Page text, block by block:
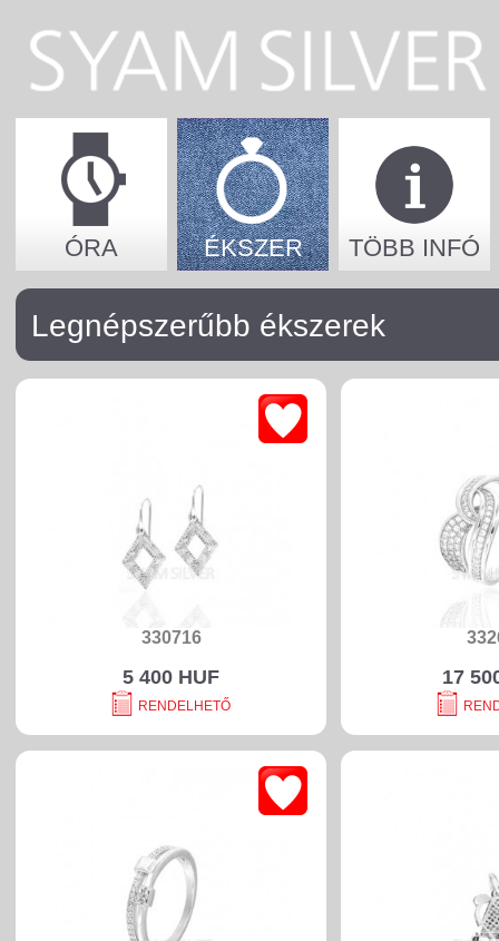
ÓRA ÉKSZER TÖBB INFÓ
Legnépszerűbb ékszerek
330716
5 400 HUF
RENDELHETŐ
17